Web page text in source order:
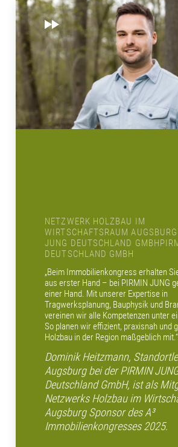
NETZWERK HOLZBAU IM
WIRTSCHAFTSRAUM
JUNG DEUTSCHLAND
DEUTSCHLAND GMBH
„Beim Immobilienkongress erhalten
aus erster Hand – bei PIRMIN JUNG
einer Hand. Mit unserer Expertise in
Tragwerksplanung, Bauphysik und
vereinen wir alle Kompetenzen unter
So planen wir effizient, praxisnah und
Holzbau in der Region maßgeblich mit.“
Dominik Heitzmann,
Augsburg bei der PIRMIN
Deutschland GmbH, ist als
Netzwerks Holzbau im
Augsburg Sponsor des A³
Immobilienkongresses 2025.